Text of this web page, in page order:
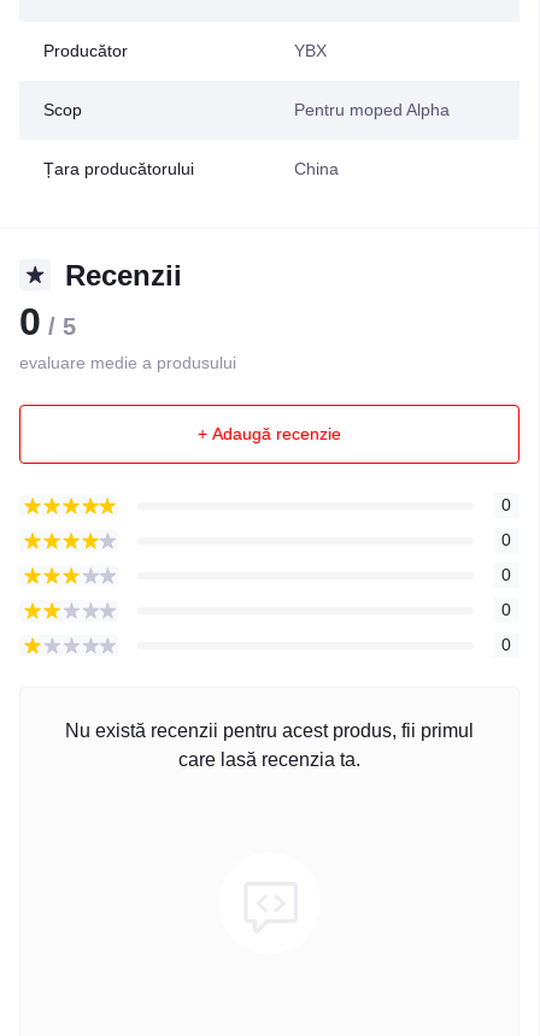
Producător YBX
Scop Pentru moped Alpha
Țara producătorului China
Recenzii
0 / 5
evaluare medie a produsului
+ Adaugă recenzie
0
0
0
0
0
Nu există recenzii pentru acest produs, fii primul
care lasă recenzia ta.